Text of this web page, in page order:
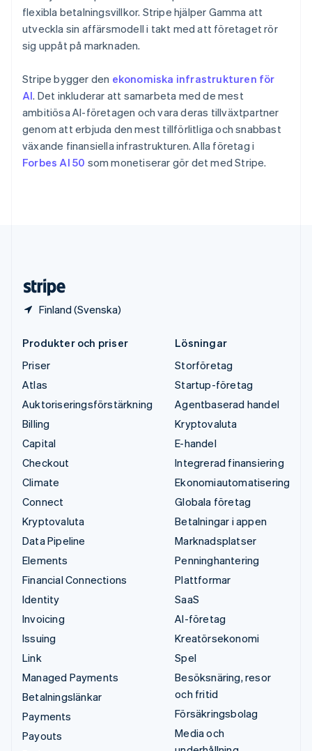
flexibla betalningsvillkor. Stripe hjälper Gamma att
utveckla sin affärsmodell i takt med att företaget rör
sig uppåt på marknaden.
Stripe bygger den ekonomiska infrastrukturen för
AI. Det inkluderar att samarbeta med de mest
ambitiösa AI-företagen och vara deras tillväxtpartner
genom att erbjuda den mest tillförlitliga och snabbast
växande finansiella infrastrukturen. Alla företag i
Forbes AI 50 som monetiserar gör det med Stripe.
Finland (Svenska)
Slovenien
EnglishItaliano
Spanien
EspañolEnglish
English
Sverige
SvenskaEnglish
Thailand
ไทย English
Tjeckien
English
Produkter och priser
Priser
Atlas
Auktoriseringsförstärkning
Billing
Capital
Checkout
Climate
Connect
Kryptovaluta
Data Pipeline
Elements
Financial Connections
Identity
Invoicing
Issuing
Link
Managed Payments
Betalningslänkar
Payments
Payouts
Lösningar
Storföretag
Startup-företag
Agentbaserad handel
Kryptovaluta
E-handel
Integrerad finansiering
Ekonomiautomatisering
Globala företag
Betalningar i appen
Marknadsplatser
Penninghantering
Plattformar
SaaS
AI-företag
Kreatörsekonomi
Spel
Besöksnäring, resor
och fritid
Försäkringsbolag
Media och